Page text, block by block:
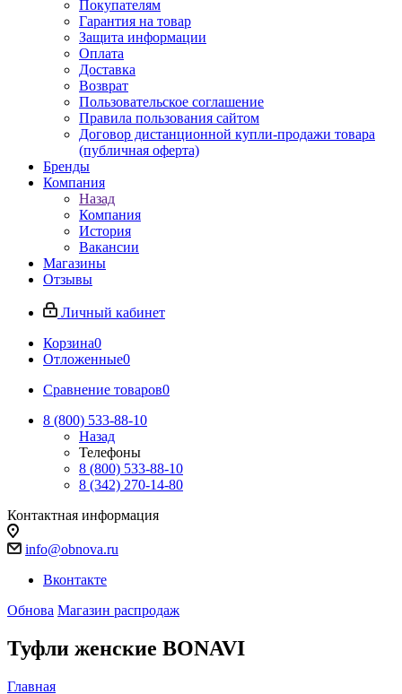
Покупателям
Гарантия на товар
Защита информации
Оплата
Доставка
Возврат
Пользовательское соглашение
Правила пользования сайтом
Договор дистанционной купли-продажи товара
(публичная оферта)
Бренды
Компания
Назад
Компания
История
Вакансии
Магазины
Отзывы
Личный кабинет
Корзина0
Отложенные0
Сравнение товаров0
8 (800) 533-88-10
Назад
Телефоны
8 (800) 533-88-10
8 (342) 270-14-80
Контактная информация
info@obnova.ru
Вконтакте
Обнова Магазин распродаж
Туфли женские BONAVI
Главная